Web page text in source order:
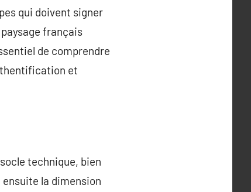
qui doivent signer
français
de comprendre
et
technique, bien
la dimension